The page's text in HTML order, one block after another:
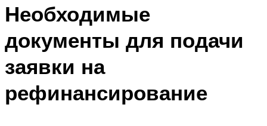
Необходимые
документы для подачи
заявки на
рефинансирование